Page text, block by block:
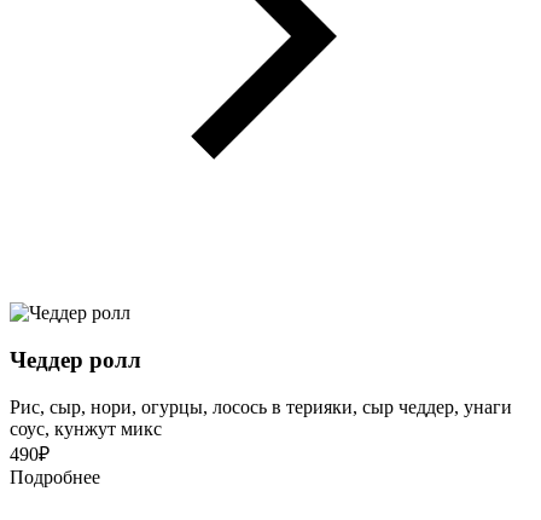
Чеддер ролл
Рис, сыр, нори, огурцы, лосось в терияки, сыр чеддер, унаги
соус, кунжут микс
490₽
Подробнее